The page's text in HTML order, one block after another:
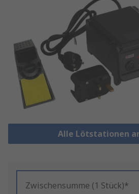
Alle Lötstationen
Zwischensumme (1 Stück)*